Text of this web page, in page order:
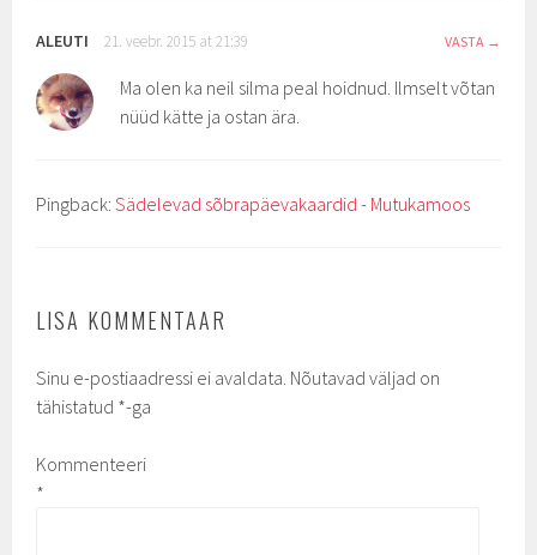
ALEUTI 21. veebr. 2015 at 21:39 VASTA
Ma olen ka neil silma peal hoidnud. Ilmselt võtan
nüüd kätte ja ostan ära.
Pingback:Sädelevad sõbrapäevakaardid - Mutukamoos
LISA KOMMENTAAR
Sinu e-postiaadressi ei avaldata. Nõutavad väljad on
tähistatud *-ga
Kommenteeri
*